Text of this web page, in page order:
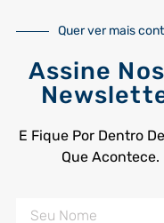
Quer ver mais
Assine
E Fique Por Dentro
Que Acontece.